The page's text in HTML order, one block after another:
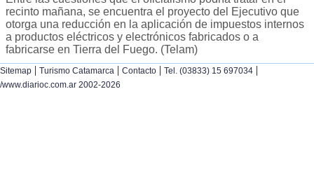
recinto mañana, se encuentra el proyecto del Ejecutivo que
otorga una reducción en la aplicación de impuestos internos
a productos eléctricos y electrónicos fabricados o a
fabricarse en Tierra del Fuego. (Telam)
Sitemap | Turismo Catamarca | Contacto | Tel. (03833) 15 697034 |
/www.diarioc.com.ar 2002-2026